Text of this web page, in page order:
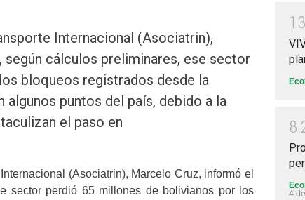
Internacional (Asociatrin),
cálculos preliminares, ese sector
bloqueos registrados desde la
algunos puntos del país, debido a la
el paso en
(Asociatrin), Marcelo Cruz, informó el
sector perdió 65 millones de bolivianos por los
1 3
8
4